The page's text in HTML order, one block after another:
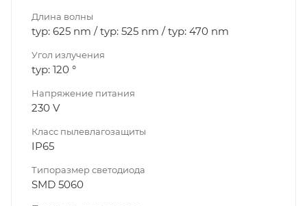
Длина волны
typ: 625 nm / typ: 525 nm / typ: 470 nm
Угол излучения
typ: 120 °
Напряжение питания
230 V
Класс пылевлагозащиты
IP65
Типоразмер светодиода
SMD 5060